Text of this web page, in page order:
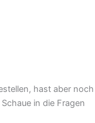
hast aber noch
in die Fragen